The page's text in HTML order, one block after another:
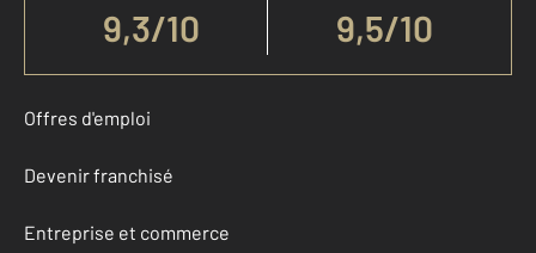
9,3/10 9,5/10
Offres d'emploi
Devenir franchisé
Entreprise et commerce